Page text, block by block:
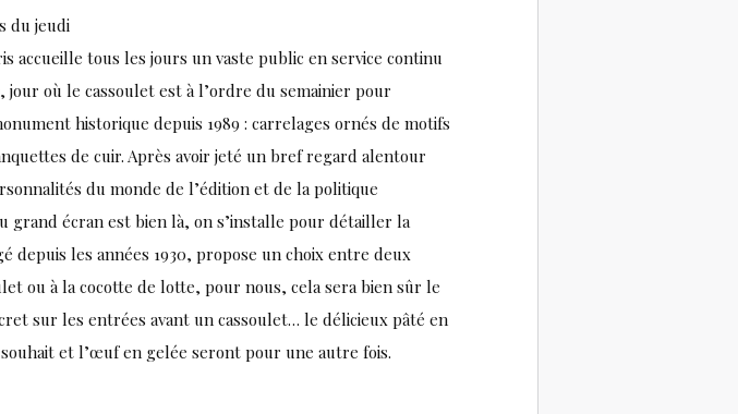
du jeudi
accueille tous les jours un vaste public en service continu
jour où le cassoulet est à l’ordre du semainier pour
historique depuis 1989 : carrelages ornés de motifs
de cuir. Après avoir jeté un bref regard alentour
du monde de l’édition et de la politique
grand écran est bien là, on s’installe pour détailler la
depuis les années 1930, propose un choix entre deux
ou à la cocotte de lotte, pour nous, cela sera bien sûr le
sur les entrées avant un cassoulet… le délicieux pâté en
et l’œuf en gelée seront pour une autre fois.